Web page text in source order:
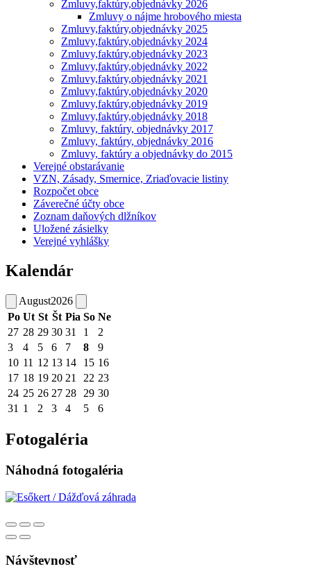
Zmluvy,faktúry,objednávky 2026
Zmluvy o nájme hrobového miesta
Zmluvy,faktúry,objednávky 2025
Zmluvy,faktúry,objednávky 2024
Zmluvy,faktúry,objednávky 2023
Zmluvy,faktúry,objednávky 2022
Zmluvy,faktúry,objednávky 2021
Zmluvy,faktúry,objednávky 2020
Zmluvy,faktúry,objednávky 2019
Zmluvy,faktúry,objednávky 2018
Zmluvy, faktúry, objednávky 2017
Zmluvy, faktúry, objednávky 2016
Zmluvy, faktúry a objednávky do 2015
Verejné obstarávanie
VZN, Zásady, Smernice, Zriaďovacie listiny
Rozpočet obce
Záverečné účty obce
Zoznam daňových dlžníkov
Uložené zásielky
Verejné vyhlášky
Kalendár
August2026
Po Ut St Št Pia So Ne
27 28 29 30 31 1
2
3
4 5 6 7 8
9
10 11 12 13 14 15 16
17 18 19 20 21 22 23
24 25 26 27 28 29 30
31 1 2 3 4 5 6
Fotogaléria
Náhodná fotogaléria
Návštevnosť